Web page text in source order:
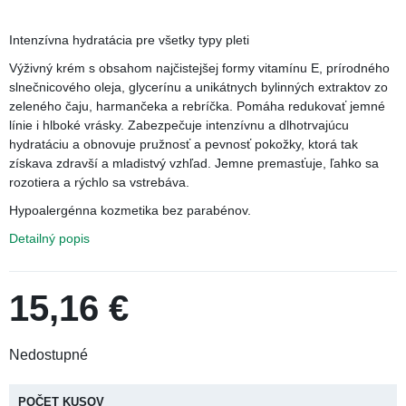
Intenzívna hydratácia pre všetky typy pleti
Výživný krém s obsahom najčistejšej formy vitamínu E,